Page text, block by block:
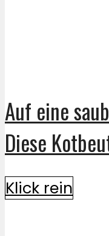
Auf eine
Diese
Klick rein